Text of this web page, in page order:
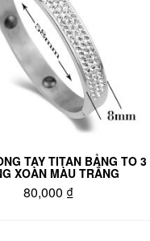
TAY TITAN BẢNG TO 3
XOÀN MÀU TRẮNG
80,000 ₫